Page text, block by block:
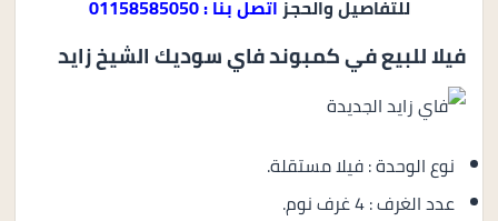
للتفاصيل والحجزاتصل بنا : 01158585050
فيلا للبيع في كمبوند فاي سوديك الشيخ زايد
نوع الوحدة : فيلا مستقلة.
عدد الغرف : 4 غرف نوم.